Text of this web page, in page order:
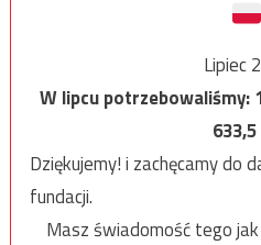
Lipiec
W lipcu potrzebowaliśmy:
633,5
Dziękujemy! i zachęcamy do
fundacji.
Masz świadomość tego